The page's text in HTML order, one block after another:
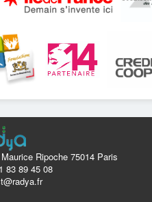
Ripoche 75014 Paris
83 89 45 08